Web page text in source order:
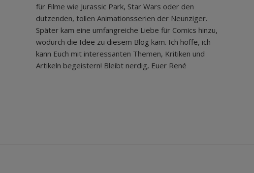
für Filme wie Jurassic Park, Star Wars oder den
dutzenden, tollen Animationsserien der Neunziger.
Später kam eine umfangreiche Liebe für Comics hinzu,
wodurch die Idee zu diesem Blog kam. Ich hoffe, ich
kann Euch mit interessanten Themen, Kritiken und
Artikeln begeistern! Bleibt nerdig, Euer René